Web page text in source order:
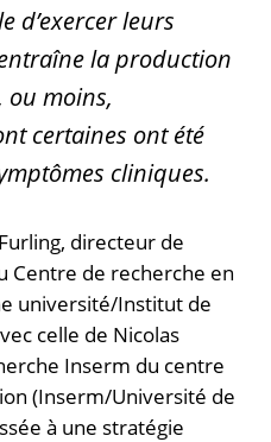
d’exercer leurs
la production
ou moins,
certaines ont été
cliniques.
directeur de
Centre de recherche en
université/Institut de
celle de Nicolas
Inserm du centre
(Inserm/Université de
à une stratégie